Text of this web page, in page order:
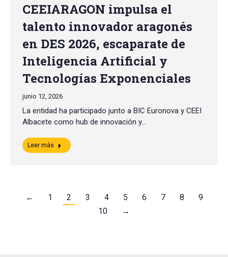
CEEIARAGON impulsa el
talento innovador aragonés
en DES 2026, escaparate de
Inteligencia Artificial y
Tecnologías Exponenciales
junio 12, 2026
La entidad ha participado junto a BIC Euronova y CEEI
Albacete como hub de innovación y…
Leer más
← 1 2 3 4 5 6 7 8
9
10
→